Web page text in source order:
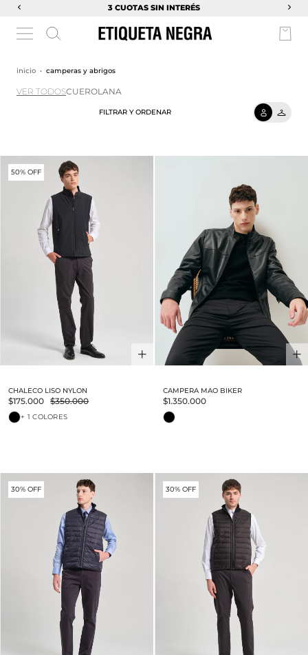
3 CUOTAS SIN INTERÉS
inicio • camperas y abrigos
VER TODOSCUEROLANA
FILTRAR Y ORDENAR
50% OFF
CHALECO LISO NYLON
$175.000 $350.000
+ 1 COLORES
CAMPERA MAO BIKER
$1.350.000
30% OFF 30% OFF